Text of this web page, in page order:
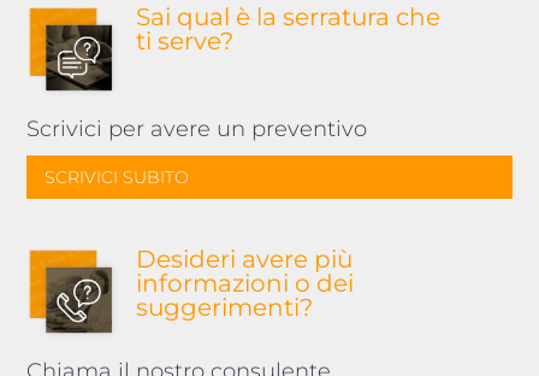
Sai qual è la serratura che
ti serve?
Scrivici per avere un preventivo
SCRIVICI SUBITO
Desideri avere più
informazioni o dei
suggerimenti?
Chiama il nostro consulente